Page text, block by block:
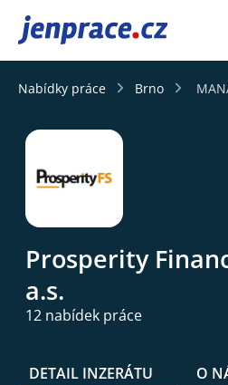
JenPráce.cz
Nabídky práce Brno
Prosperity
a.s.
12 nabídek práce
DETAIL INZERÁTU O